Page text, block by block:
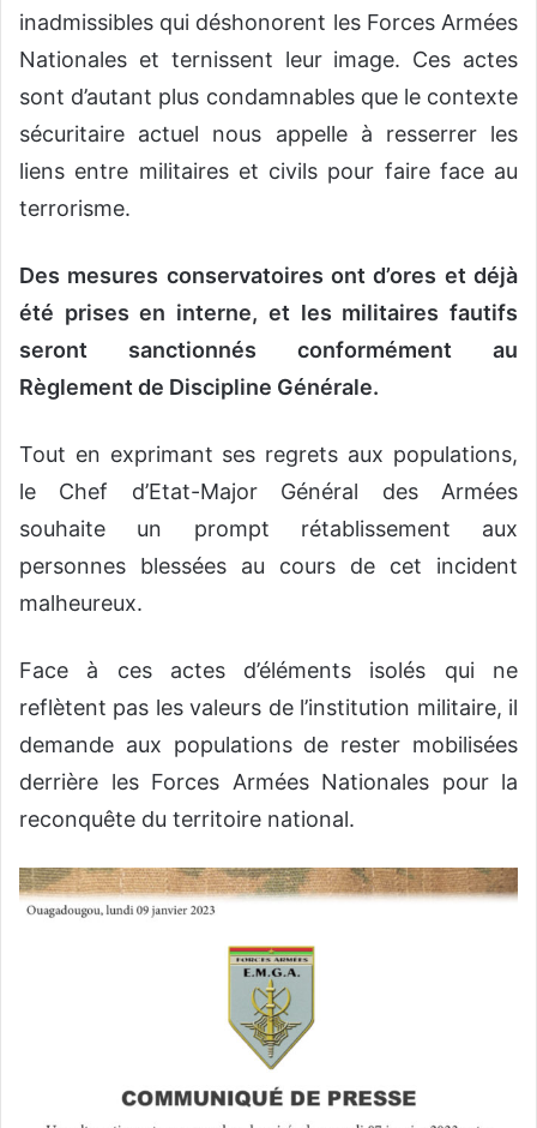
inadmissibles qui déshonorent les Forces Armées
Nationales et ternissent leur image. Ces actes
sont d’autant plus condamnables que le contexte
sécuritaire actuel nous appelle à resserrer les
liens entre militaires et civils pour faire face au
terrorisme.
Des mesures conservatoires ont d’ores et déjà
été prises en interne, et les militaires fautifs
seront sanctionnés conformément au
Règlement de Discipline Générale.
Tout en exprimant ses regrets aux populations,
le Chef d’Etat-Major Général des Armées
souhaite un prompt rétablissement aux
personnes blessées au cours de cet incident
malheureux.
Face à ces actes d’éléments isolés qui ne
reflètent pas les valeurs de l’institution militaire, il
demande aux populations de rester mobilisées
derrière les Forces Armées Nationales pour la
reconquête du territoire national.